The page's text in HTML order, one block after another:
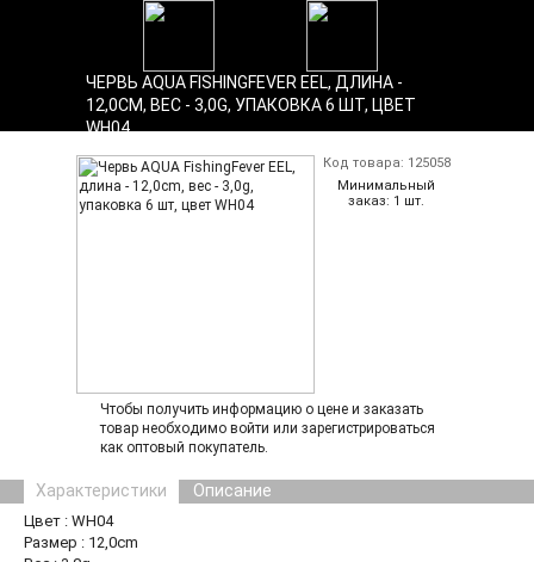
Главная
О
компании
Статьи
ЧЕРВЬ AQUA FISHINGFEVER EEL, ДЛИНА -
12,0CM, ВЕС - 3,0G, УПАКОВКА 6 ШТ, ЦВЕТ
WH04
Код товара: 125058
Минимальный
заказ: 1 шт.
Чтобы получить информацию о цене и заказать
товар необходимо войти или зарегистрироваться
как оптовый покупатель.
Характеристики Описание
Цвет : WH04
Размер : 12,0cm